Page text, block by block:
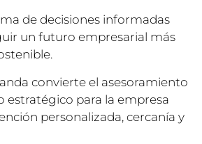
de decisiones informadas
un futuro empresarial más
convierte el asesoramiento
estratégico para la empresa
personalizada, cercanía y